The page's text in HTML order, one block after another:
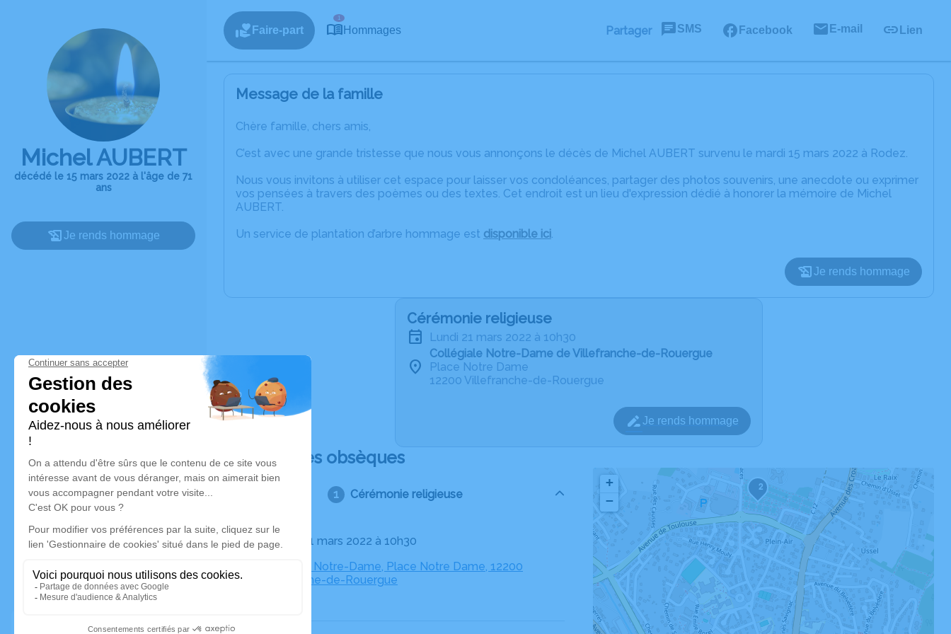
Michel AUBERT
décédé le 15 mars 2022 à l'âge de 71
ans
Je rends hommage
Faire-part
1
Hommages Partager SMS Facebook E-mail Lien
Message de la famille
Chère famille, chers amis,
C’est avec une grande tristesse que nous vous annonçons le décès de Michel AUBERT survenu le mardi 15 mars 2022 à Rodez.
Nous vous invitons à utiliser cet espace pour laisser vos condoléances, partager des photos souvenirs, une anecdote ou exprimer
vos pensées à travers des poèmes ou des textes. Cet endroit est un lieu d'expression dédié à honorer la mémoire de Michel
AUBERT.
Un service de plantation d’arbre hommage est disponible ici.
Je rends hommage
Cérémonie religieuse
lundi 21 mars 2022 à 10h30
Collégiale Notre-Dame de Villefranche-de-Rouergue
Place Notre Dame
12200 Villefranche-de-Rouergue
Je rends hommage
Déroulé des obsèques
Cérémonie religieuse
Le lundi 21 mars 2022 à 10h30
Collégiale Notre-Dame, Place Notre Dame, 12200
Villefranche-de-Rouergue
2
+
−